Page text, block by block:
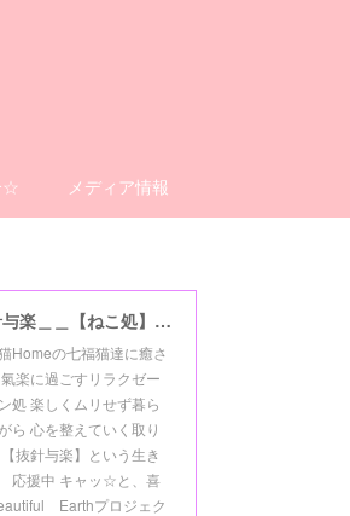
☆ メディア情報
抜針与楽＿＿【ねこ処】＿＿猫楽ゼーションHome☆
Homeの七福猫達に癒さ
楽に過ごすリラクゼー
処 楽しくムリせず暮ら
ら 心を整えていく取り
抜針与楽】という生き
応援中 キャッ☆と、喜
Earthプロジェク